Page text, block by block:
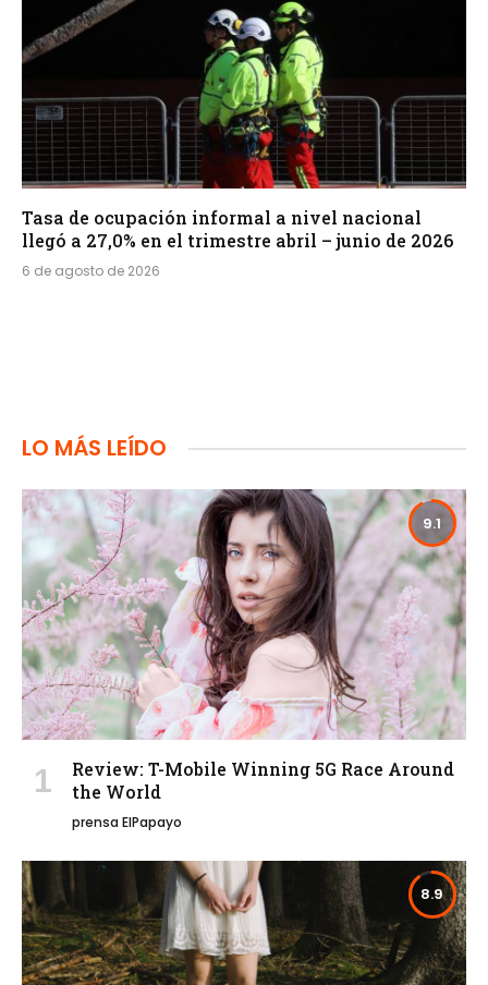
Tasa de ocupación informal a nivel nacional
llegó a 27,0% en el trimestre abril – junio de 2026
6 de agosto de 2026
LO MÁS LEÍDO
9.1
Review: T-Mobile Winning 5G Race Around
the World
prensa ElPapayo
8.9